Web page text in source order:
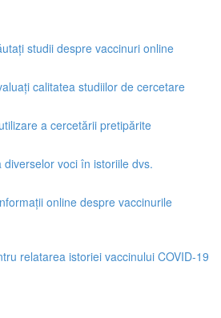
studii despre vaccinuri online
calitatea studiilor de cercetare
a cercetării pretipărite
voci în istoriile dvs.
online despre vaccinurile
relatarea istoriei vaccinului COVID-19